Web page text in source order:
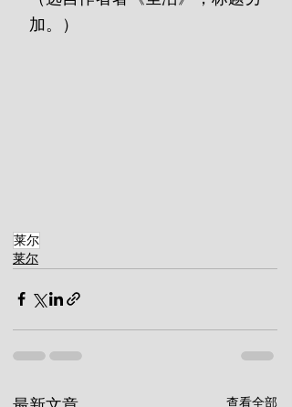
加。）
莱尔
莱尔
查看全部